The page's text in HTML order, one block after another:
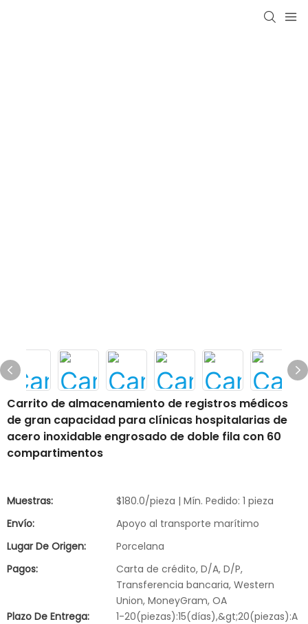
Carrito de almacenamiento de registros médicos
de gran capacidad para clínicas hospitalarias de
acero inoxidable engrosado de doble fila con 60
compartimentos
Muestras:
$180.0/pieza | Mín. Pedido: 1 pieza
Envío:
Apoyo al transporte marítimo
Lugar De Origen:
Porcelana
Pagos:
Carta de crédito, D/A, D/P,
Transferencia bancaria, Western
Union, MoneyGram, OA
Plazo De Entrega:
1-20(piezas):15(días),&gt;20(piezas):A